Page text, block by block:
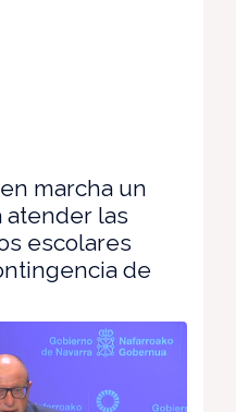
marcha un
atender las
escolares
de